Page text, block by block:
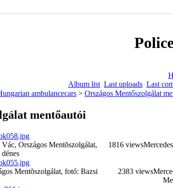
Album list Last uploads Last
ambulancecars > Országos Mentőszolgálat
mentőautói
Országos Mentõszolgálat,
1816 views
Mentõszolgálat, fotó: Bazsi 2383 views